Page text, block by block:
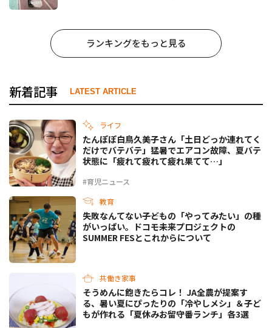
ランキングをもっと見る
新着記事 LATEST ARTICLE
ライフ
#育児ニュース
たんぽぽ白鳥久美子さん「土日どっか連れてく
だけでバテバテ」猛暑でエアコン故障、夏バテ
状態に「疲れて疲れて疲れ果てて…」
教育
失敗なんてない――子どもの「やってみたい」の種
がいっぱい。ドコモ未来プロジェクトの
SUMMER FESとこれからについて
共働き家事
そうめんに飽きたらコレ！ JA全農が提案す
る、暑い夏にぴったりの「冷やしメシ」＆子ど
もが作れる「夏休みお留守番ランチ」各3選